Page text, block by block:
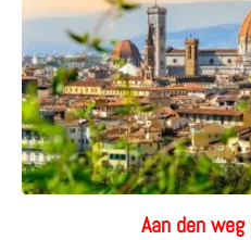
Aan den